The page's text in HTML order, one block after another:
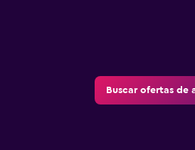
Buscar ofertas de